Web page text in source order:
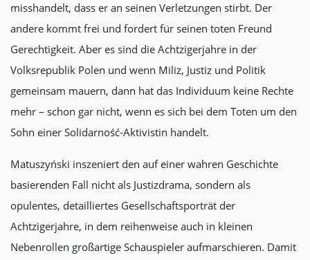
misshandelt, dass er an seinen Verletzungen stirbt. Der
andere kommt frei und fordert für seinen toten Freund
Gerechtigkeit. Aber es sind die Achtzigerjahre in der
Volksrepublik Polen und wenn Miliz, Justiz und Politik
gemeinsam mauern, dann hat das Individuum keine Rechte
mehr – schon gar nicht, wenn es sich bei dem Toten um den
Sohn einer Solidarność-Aktivistin handelt.
Matuszyński inszeniert den auf einer wahren Geschichte
basierenden Fall nicht als Justizdrama, sondern als
opulentes, detailliertes Gesellschaftsporträt der
Achtzigerjahre, in dem reihenweise auch in kleinen
Nebenrollen großartige Schauspieler aufmarschieren. Damit